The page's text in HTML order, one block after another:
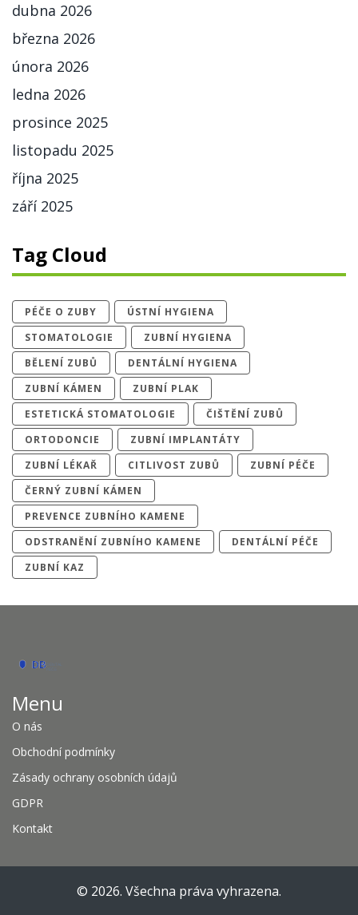
dubna 2026
března 2026
února 2026
ledna 2026
prosince 2025
listopadu 2025
října 2025
září 2025
Tag Cloud
PÉČE O ZUBY
ÚSTNÍ HYGIENA
STOMATOLOGIE
ZUBNÍ HYGIENA
BĚLENÍ ZUBŮ
DENTÁLNÍ HYGIENA
ZUBNÍ KÁMEN
ZUBNÍ PLAK
ESTETICKÁ STOMATOLOGIE
ČIŠTĚNÍ ZUBŮ
ORTODONCIE
ZUBNÍ IMPLANTÁTY
ZUBNÍ LÉKAŘ
CITLIVOST ZUBŮ
ZUBNÍ PÉČE
ČERNÝ ZUBNÍ KÁMEN
PREVENCE ZUBNÍHO KAMENE
ODSTRANĚNÍ ZUBNÍHO KAMENE
DENTÁLNÍ PÉČE
ZUBNÍ KAZ
Menu
O nás
Obchodní podmínky
Zásady ochrany osobních údajů
GDPR
Kontakt
© 2026. Všechna práva vyhrazena.